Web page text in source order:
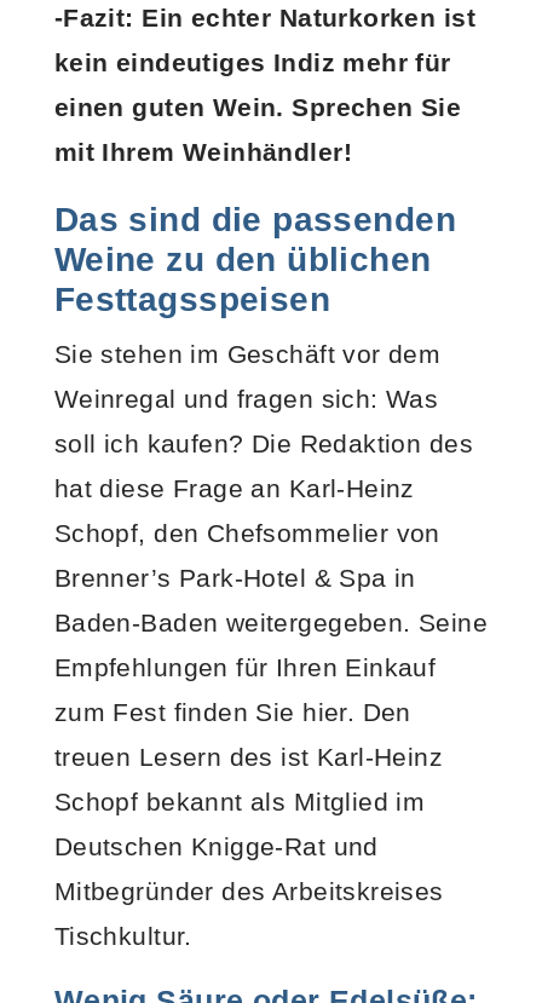
-Fazit: Ein echter Naturkorken ist
kein eindeutiges Indiz mehr für
einen guten Wein. Sprechen Sie
mit Ihrem Weinhändler!
Das sind die passenden
Weine zu den üblichen
Festtagsspeisen
Sie stehen im Geschäft vor dem
Weinregal und fragen sich: Was
soll ich kaufen? Die Redaktion des
hat diese Frage an Karl-Heinz
Schopf, den Chefsommelier von
Brenner’s Park-Hotel & Spa in
Baden-Baden weitergegeben. Seine
Empfehlungen für Ihren Einkauf
zum Fest finden Sie hier. Den
treuen Lesern des ist Karl-Heinz
Schopf bekannt als Mitglied im
Deutschen Knigge-Rat und
Mitbegründer des Arbeitskreises
Tischkultur.